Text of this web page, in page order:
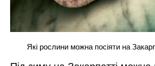
Які рослини можна посіяти на